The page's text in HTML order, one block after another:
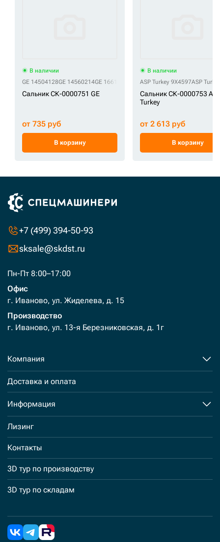
В наличии
GE 14504128GE 14560214GE 1661498 GE 166-1498GE 4086127GE LBS-
Сальник СК-0000751 GE
от 735 руб
В корзину
В наличии
ASP Turkey 9X4597ASP
Сальник СК-0000753
Turkey
от 2 613 руб
В корзину
+7 (499) 394-50-93
sksale@skdst.ru
Пн-Пт 8:00–17:00
Офис
г. Иваново, ул. Жиделева, д. 15
Производство
г. Иваново, ул. 13-я Березниковская, д. 1г
Компания
Доставка и оплата
Информация
Лизинг
Контакты
3D тур по производству
3D тур по складам